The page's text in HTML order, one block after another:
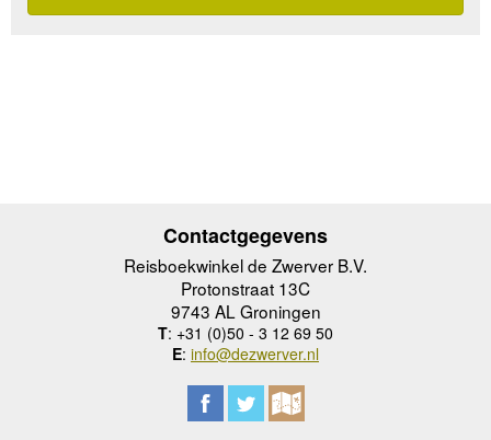
Contactgegevens
Reisboekwinkel de Zwerver B.V.
Protonstraat 13C
9743 AL Groningen
T: +31 (0)50 - 3 12 69 50
E: info@dezwerver.nl